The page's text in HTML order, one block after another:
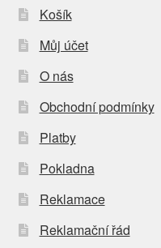
Košík
Můj účet
O nás
Obchodní podmínky
Platby
Pokladna
Reklamace
Reklamační řád